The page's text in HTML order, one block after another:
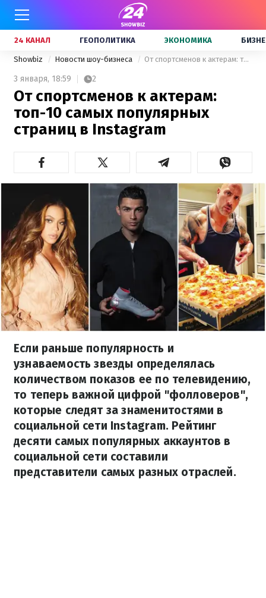
24 КАНАЛ ГЕОПОЛИТИКА ЭКОНОМИКА
Showbiz Новости шоу-бизнеса От спортсменов к актерам: топ-10 самых популярных страниц в Instagram
3 января, 18:59 2
От спортсменов к актерам:
топ-10 самых популярных
страниц в Instagram
Если раньше популярность и
узнаваемость звезды определялась
количеством показов ее по телевидению,
то теперь важной цифрой "фолловеров",
которые следят за знаменитостями в
социальной сети Instagram. Рейтинг
десяти самых популярных аккаунтов в
социальной сети составили
представители самых разных отраслей.